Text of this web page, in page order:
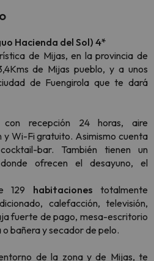
Hacienda del Sol) 4*
de Mijas, en la provincia de
de Mijas pueblo, y a unos
de Fuengirola que te dará
recepción 24 horas, aire
Wi-Fi gratuito. Asimismo cuenta
bar. También tienen un
ofrecen el desayuno, el
129 habitaciones totalmente
calefacción, televisión,
fuerte de pago, mesa-escritorio
bañera y secador de pelo.
de la zona y de Mijas, te